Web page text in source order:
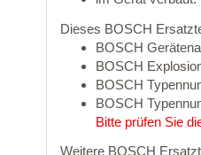
Dieses BOSCH
BOSCH
BOSCH
BOSCH
BOSCH
Bitte prüfen Sie
Weitere BOSCH